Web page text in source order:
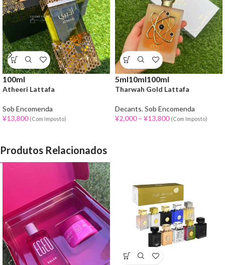
100ml
Atheeri Lattafa
Sob Encomenda
¥13,800 (Com Imposto)
5ml10ml100ml
Tharwah Gold Lattafa
Decants, Sob Encomenda
¥2,000 – ¥13,800 (Com Imposto)
Produtos Relacionados